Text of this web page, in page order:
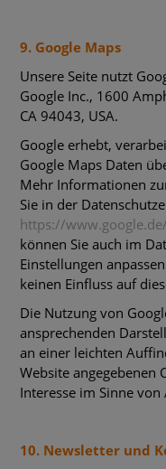
9. Google Maps
Unsere Seite nutzt
Google Inc., 1600
CA 94043, USA.
Google erhebt,
Google Maps Daten
Mehr Informationen
Sie in der
https://
können Sie auch im
Einstellungen
keinen Einfluss auf
Die Nutzung von
ansprechenden
an einer leichten
Website angegebenen
Interesse im Sinne
10. Newsletter und